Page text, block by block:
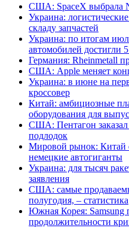
США: SpaceX выбрала
Украина:
складу запчастей
Украина: по итогам
автомобилей достигли
Германия: Rheinmetall
США: Apple меняет
Украина: в июне на
кроссовер
Китай: амбициозные
оборудования для
США: Пентагон заказал
подлодок
Мировой рынок: Китай
немецкие автогиганты
Украина: для тысяч
заявления
США: самые
полугодия, – статистика
Южная Корея: Samsung
продолжительности